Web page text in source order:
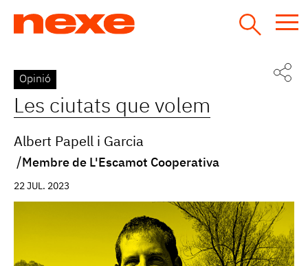
Back
to
top
Opinió
Les ciutats que volem
Albert Papell i Garcia
Membre de L'Escamot Cooperativa
22 JUL. 2023